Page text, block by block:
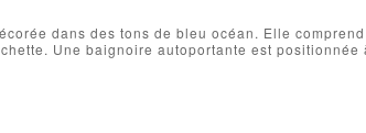
dans des tons de bleu océan. Elle
Une baignoire autoportante est positionnée